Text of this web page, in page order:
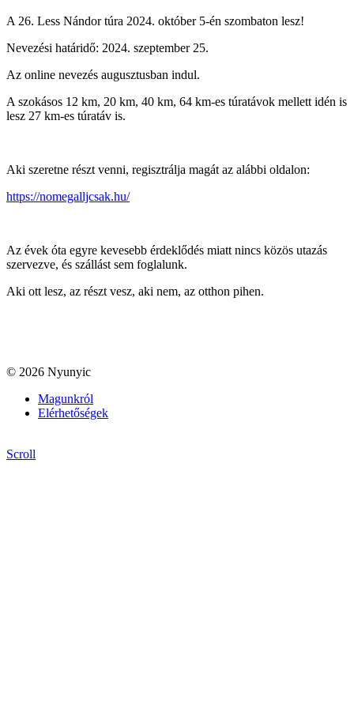
A 26. Less Nándor túra 2024. október 5-én szombaton lesz!
Nevezési határidő: 2024. szeptember 25.
Az online nevezés augusztusban indul.
A szokásos 12 km, 20 km, 40 km, 64 km-es túratávok mellett idén is
lesz 27 km-es túratáv is.
Aki szeretne részt venni, regisztrálja magát az alábbi oldalon:
https://nomegalljcsak.hu/
Az évek óta egyre kevesebb érdeklődés miatt nincs közös utazás
szervezve, és szállást sem foglalunk.
Aki ott lesz, az részt vesz, aki nem, az otthon pihen.
© 2026 Nyunyic
Magunkról
Elérhetőségek
Scroll